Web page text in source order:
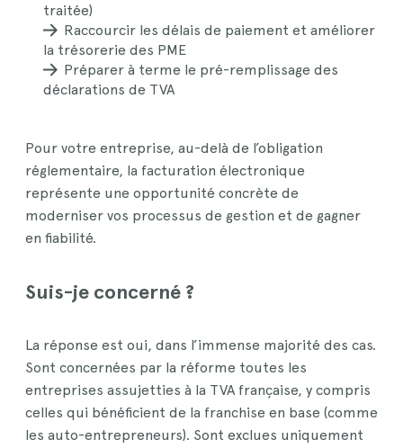
traitée)
Raccourcir les délais de paiement et améliorer
la trésorerie des PME
Préparer à terme le pré-remplissage des
déclarations de TVA
Pour votre entreprise, au-delà de l’obligation
réglementaire, la facturation électronique
représente une opportunité concrète de
moderniser vos processus de gestion et de gagner
en fiabilité.
Suis-je concerné ?
La réponse est oui, dans l’immense majorité des cas.
Sont concernées par la réforme toutes les
entreprises assujetties à la TVA française, y compris
celles qui bénéficient de la franchise en base (comme
les auto-entrepreneurs). Sont exclues uniquement